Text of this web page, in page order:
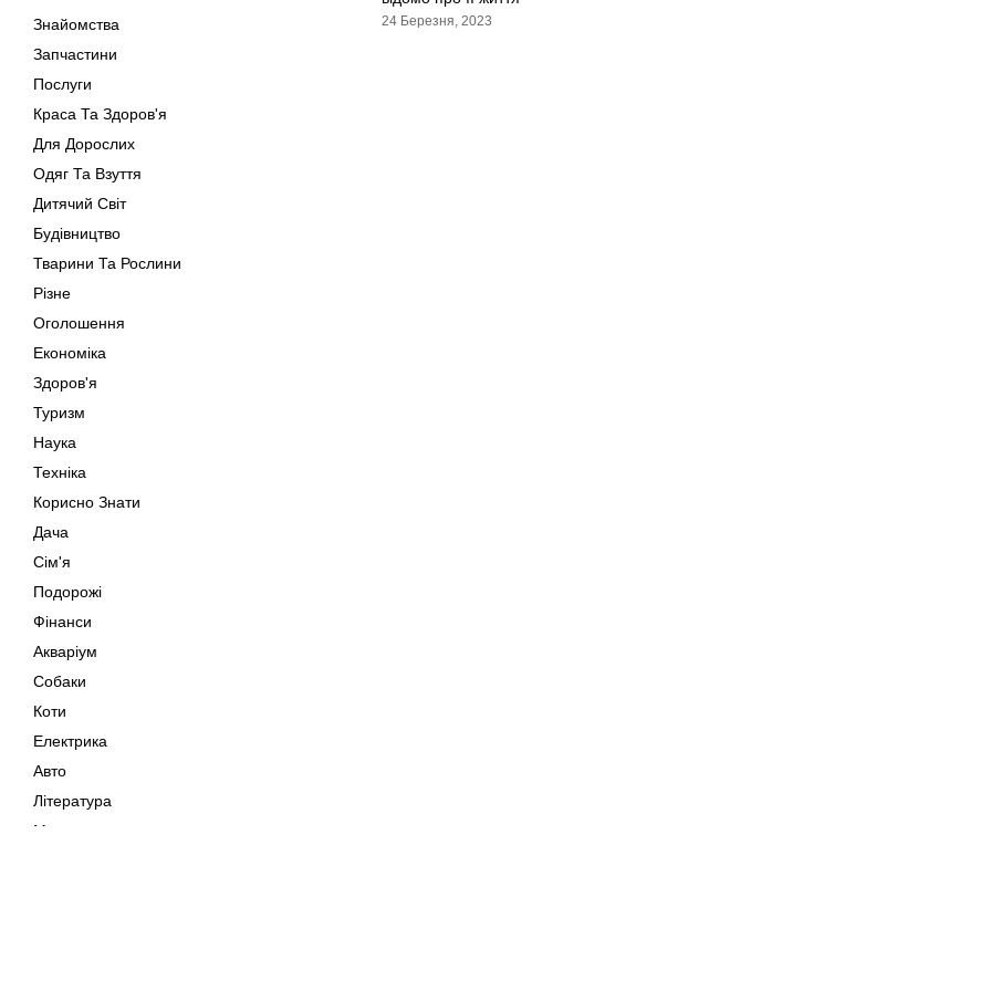
Знайомства
Запчастини
Послуги
Краса Та Здоров'я
Для Дорослих
Одяг Та Взуття
Дитячий Світ
Будівництво
Тварини Та Рослини
Різне
Оголошення
Економіка
Здоров'я
Туризм
Наука
Техніка
Корисно Знати
Дача
Сім'я
Подорожі
Фінанси
Акваріум
Собаки
Коти
Електрика
Авто
Література
Музика
24 Березня, 2023